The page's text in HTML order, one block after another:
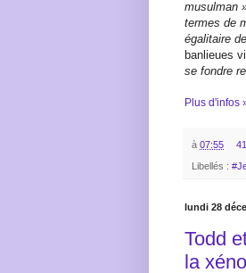
musulman
termes de
égalitaire
banlieues
se fondre
Plus d'infos
à 07:55
Libellés :
lundi 28
Todd
la